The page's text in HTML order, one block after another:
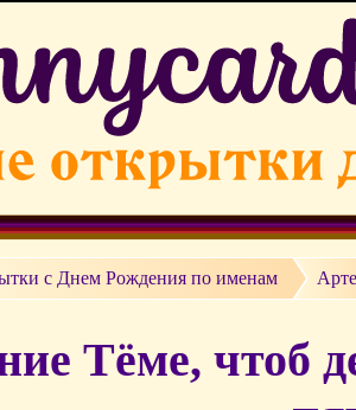
c Днем Рождения по именам
Тёме, чтоб